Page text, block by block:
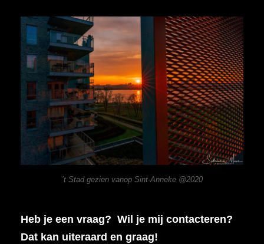
’t Stad gezien vanop Sint-Anneke @2020
Heb je een vraag? Wil je mij contacteren?
Dat kan uiteraard en graag!